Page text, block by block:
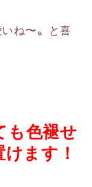
ね〜〟と喜
も色褪せ
ます！